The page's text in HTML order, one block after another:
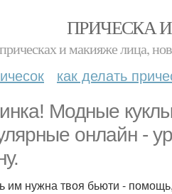
ПРИЧЕСКА
и макияже лица,
как делать
Модные
онлайн -
им нужна твоя бьюти -